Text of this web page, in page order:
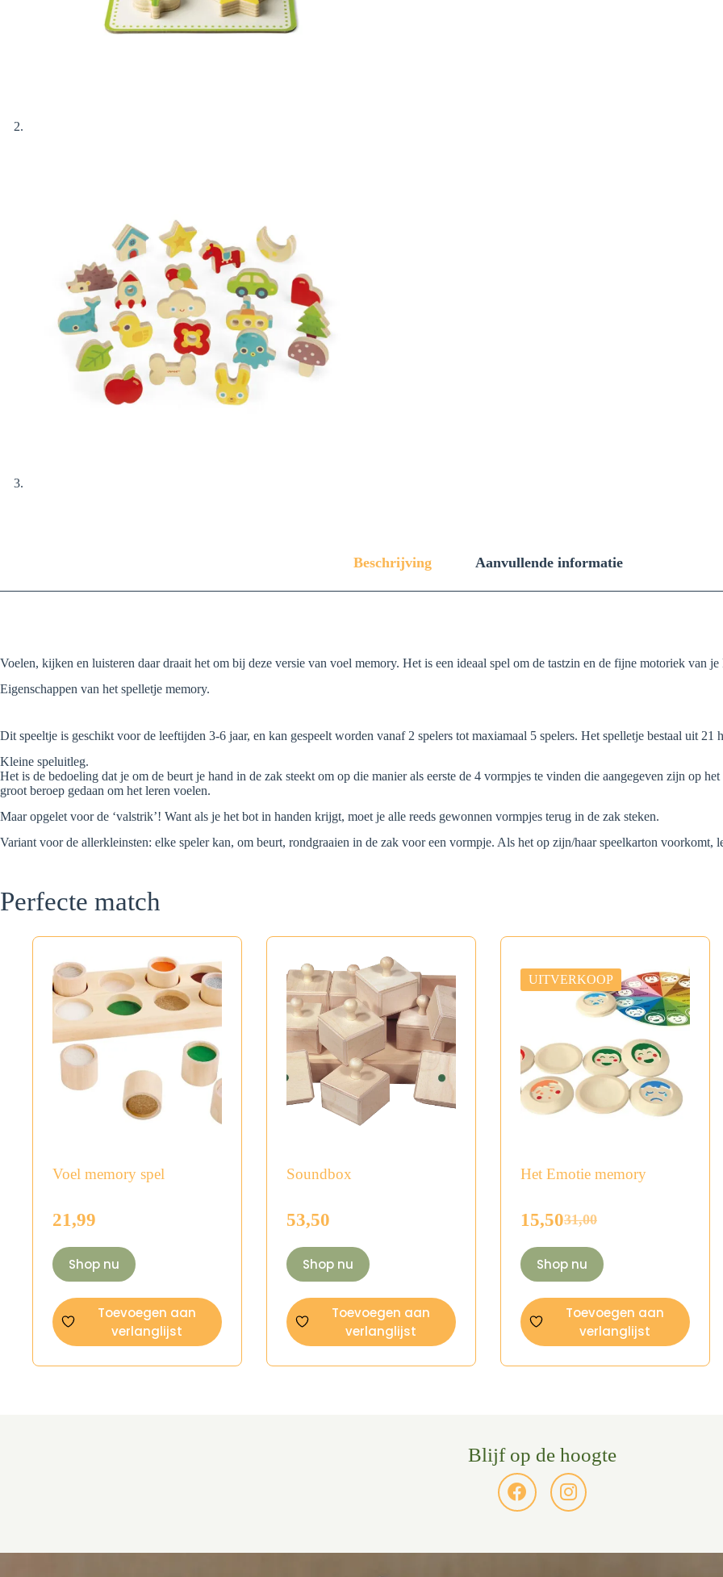
Beschrijving Aanvullende informatie
Voelen, kijken en luisteren daar draait het om bij deze versie van voel memory. Het is een ideaal spel om de tastzin en de fijne motoriek van
Eigenschappen van het spelletje memory.
Dit speeltje is geschikt voor de leeftijden 3-6 jaar, en kan gespeelt worden vanaf 2 spelers tot maxiamaal 5 spelers. Het spelletje bestaal uit 21
Kleine speluitleg.
Het is de bedoeling dat je om de beurt je hand in de zak steekt om op die manier als eerste de 4 vormpjes te vinden die aangegeven zijn op
groot beroep gedaan om het leren voelen.
Maar opgelet voor de ‘valstrik’! Want als je het bot in handen krijgt, moet je alle reeds gewonnen vormpjes terug in de zak steken.
Variant voor de allerkleinsten: elke speler kan, om beurt, rondgraaien in de zak voor een vormpje. Als het op zijn/haar speelkarton voorkomt,
Perfecte match
Voel memory spel
21,99
Shop nu
Toevoegen aan
verlanglijst
Soundbox
53,50
Shop nu
Toevoegen aan
verlanglijst
UITVERKOOP
Het Emotie memory
31,00
Oorspronkelijke
prijs
was:
€31,00.
15,50Huidige
prijs
is:
€15,50.
Shop nu
Toevoegen aan
verlanglijst
Blijf op de hoogte